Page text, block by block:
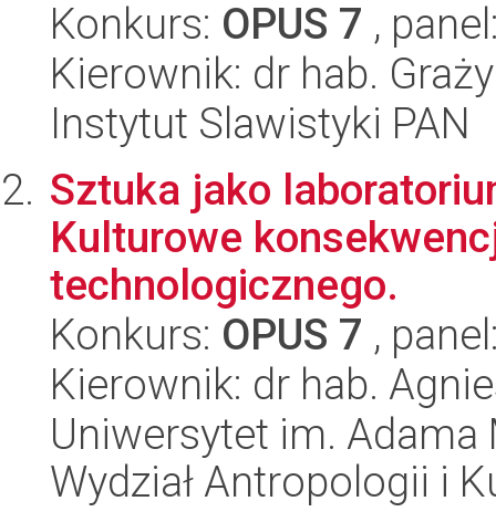
Konkurs: OPUS 7 ,
Kierownik: dr hab.
Instytut Slawistyki PAN
Sztuka jako
Kulturowe
technologicznego.
Konkurs: OPUS 7 ,
Kierownik: dr hab.
Uniwersytet im.
Wydział Antropologii i